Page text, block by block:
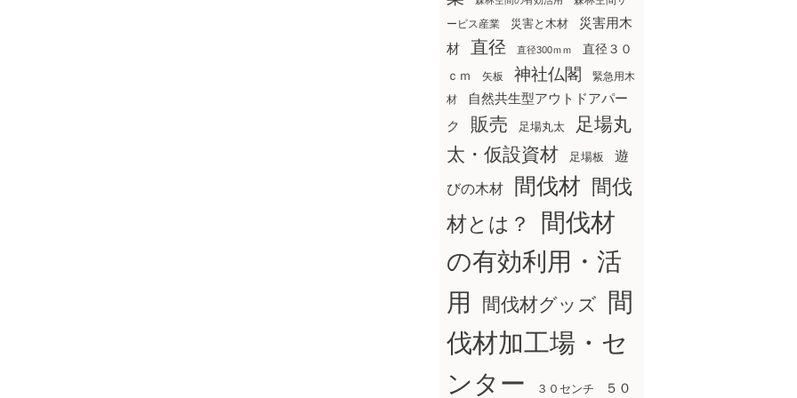
ービス産業
災害と木材
災害用木
材
直径 直径300ｍｍ
直径３０
ｃｍ
矢板 神社仏閣
緊急用木
材
自然共生型アウトドアパー
ク
販売 足場丸太
足場丸
太・仮設資材
足場板 遊
びの木材 間伐材 間伐
材とは？
間伐材
の有効利用・活
用
間伐材グッズ
間
伐材加工場・セ
ンター
３０センチ ５０